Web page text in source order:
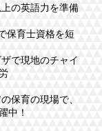
の英語力を準備
保育士資格を短
で現地のチャイ
保育の現場で、
中！